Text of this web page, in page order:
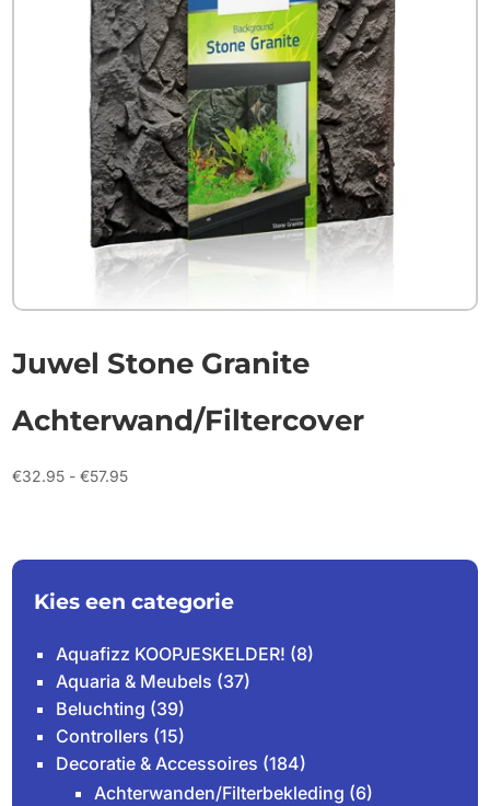
Juwel Stone Granite
Achterwand/Filtercover
€32.95 - €57.95Prijsklasse:
Kies een categorie
Aquafizz KOOPJESKELDER! (8)
Aquaria & Meubels (37)
Beluchting (39)
Controllers (15)
Decoratie & Accessoires (184)
Achterwanden/Filterbekleding (6)